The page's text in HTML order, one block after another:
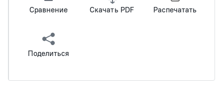
Сравнение Скачать PDF Распечатать
Поделиться